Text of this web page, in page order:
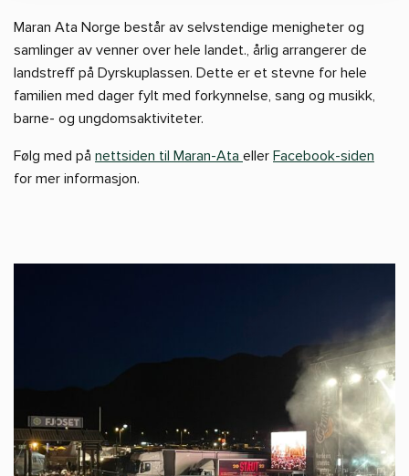
Maran Ata Norge består av selvstendige menigheter og
samlinger av venner over hele landet., årlig arrangerer de
landstreff på Dyrskuplassen. Dette er et stevne for hele
familien med dager fylt med forkynnelse, sang og musikk,
barne- og ungdomsaktiviteter.
Følg med på nettsiden til Maran-Ata eller Facebook-siden
for mer informasjon.